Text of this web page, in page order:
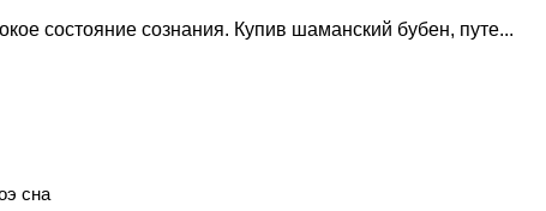
состояние сознания. Купив шаманский бубен, путе...
сна